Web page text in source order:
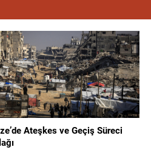
Ateşkes ve Geçiş Süreci